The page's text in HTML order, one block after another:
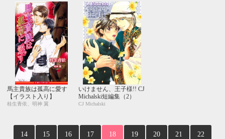
馬主貴族は孤高に愛す
【イラスト入り】
桂生青依、明神 翼
いけません、王子様!! CJ
Michalski短編集（2）
CJ Michalski
14 15 16 17 18 19 20 21 22